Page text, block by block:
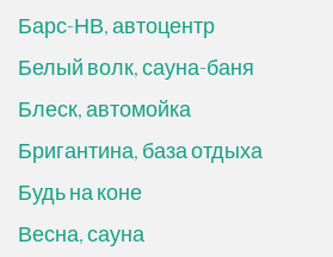
Барс-НВ, автоцентр
Белый волк, сауна-баня
Блеск, автомойка
Бригантина, база отдыха
Будь на коне
Весна, сауна